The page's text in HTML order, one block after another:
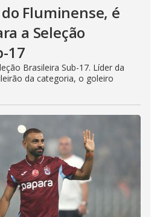
Fluminense, é
a Seleção
17
Brasileira Sub-17. Líder da
da categoria, o goleiro